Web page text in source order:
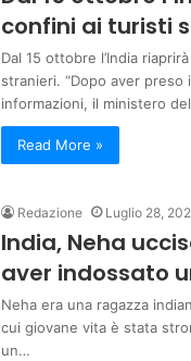
confini ai turisti
Dal 15 ottobre l’India
stranieri. “Dopo aver
informazioni, il ministero
Read More »
Redazione Luglio 28,
India, Neha
aver indossato
Neha era una ragazza
cui giovane vita è stata
un…